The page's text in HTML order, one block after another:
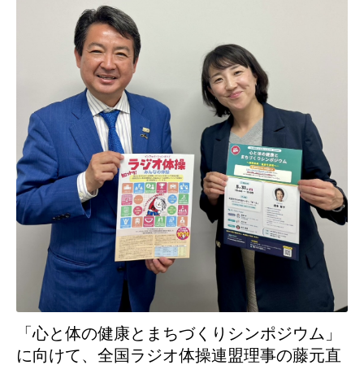
「心と体の健康とまちづくりシンポジウム」
に向けて、全国ラジオ体操連盟理事の藤元直